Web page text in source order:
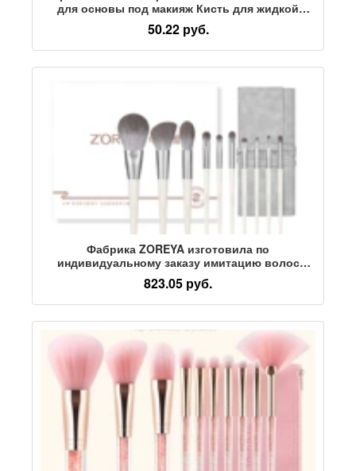
для основы под макияж Кисть для жидкой
основы под макияж Кисть для консилера
50.22 руб.
Фабрика ZOREYA изготовила по
индивидуальному заказу имитацию волос
снежной лисы, косметические инструменты,
кисть для макияжа, набор подарочных коробок,
кисть для румян, кисть для ремонта оптом
823.05 руб.